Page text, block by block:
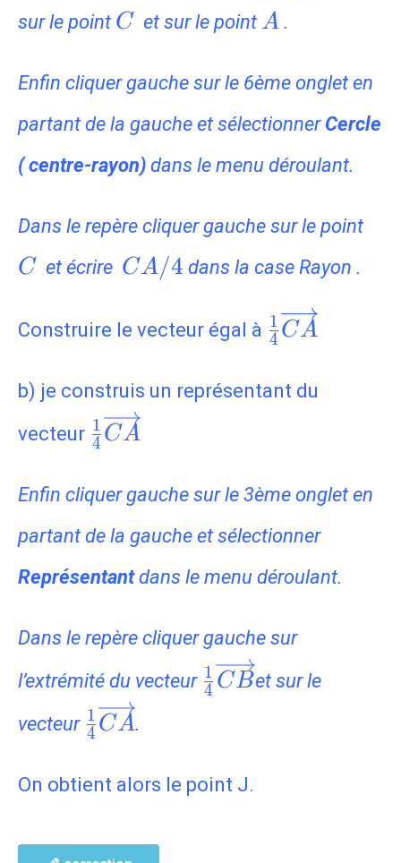
sur le point C
C et sur le point A
A .
Enfin cliquer gauche sur le 6ème onglet en
partant de la gauche et sélectionner Cercle
( centre-rayon) dans le menu déroulant.
Dans le repère cliquer gauche sur le point
C et écrire CA/4
CA/4 dans la case Rayon .
Construire le vecteur égal à \frac{1}
4
1 CA
b) je construis un représentant du
vecteur \frac{1}
{4}\overrightarrow{CA}
4
1 CA
Enfin cliquer gauche sur le 3ème onglet en
partant de la gauche et sélectionner
Représentantdans le menu déroulant.
Dans le repère cliquer gauche sur
l’extrémité du vecteur \frac{1}
4
1 CBet sur le
vecteur \frac{1}
{4}\overrightarrow{CA}
4
1 CA.
On obtient alors le point J.